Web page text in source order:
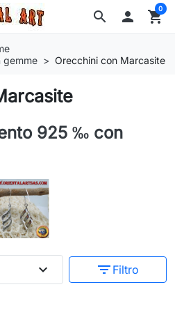
search  shopping_cart
0
gemme
Orecchini con Marcasite
925 ‰ con
expand_more filter_list Filtro